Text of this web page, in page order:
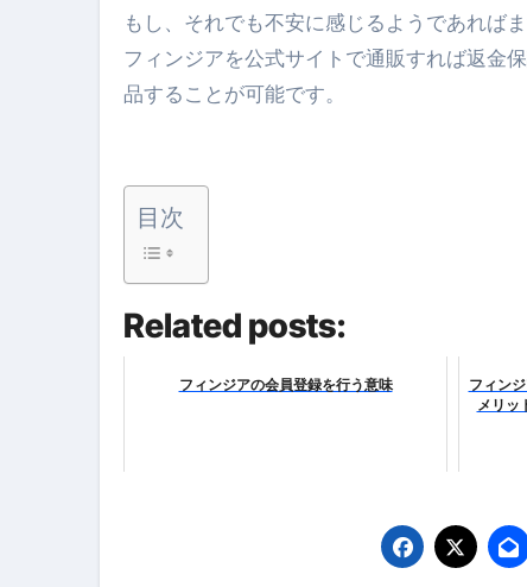
【即金】3時間で5万円稼ぐ
【超高騰】爆上がりしたビッ
自己破産にまつわるよくある勘
体脂肪が落ちる朝食3選 #ダイ
アーモンドを毎日食べたら
【ひろゆき】借金1億円あり
セラピストのための！美容、
もし、それでも不安に感じるようであれば
フィンジアを公式サイトで通販すれば返金
品することが可能です。
目次
Related posts:
フィンジアの会員登録を行う意味
フィン
メリッ